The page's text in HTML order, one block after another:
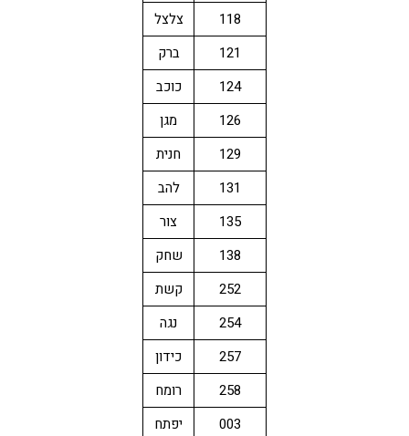
118
צלצל
121
ברק
124
כוכב
126
מגן
129
חנית
131
להב
135
צור
138
שחק
252
קשת
254
נגה
257
כידון
258
רומח
003
יפתח